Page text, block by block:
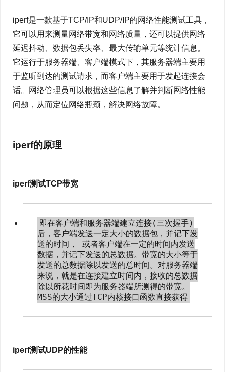
iperf是一款基于TCP/IP和UDP/IP的网络性能测试工具，
它可以用来测量网络带宽和网络质量，还可以提供网络
延迟抖动、数据包丢失率、最大传输单元等统计信息。
它运行于服务器端、客户端模式下，其服务器端主要用
于监听到达的测试请求，而客户端主要用于发起连接会
话。网络管理员可以根据这些信息了解并判断网络性能
问题，从而定位网络瓶颈，解决网络故障。
iperf的原理
iperf测试TCP带宽
即在客户端和服务器端建立连接(三次握手)
后，客户端发送一定大小的数据包，并记下发
送的时间， 或者客户端在一定的时间内发送
数据，并记下发送的总数据。带宽的大小等于
发送的总数据除以发送的总时间。对服务器端
来说，就是在连接建立时间内，接收的总数据
除以所花时间即为服务器端所测得的带宽。
iperf测试UDP的性能